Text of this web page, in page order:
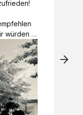
würden